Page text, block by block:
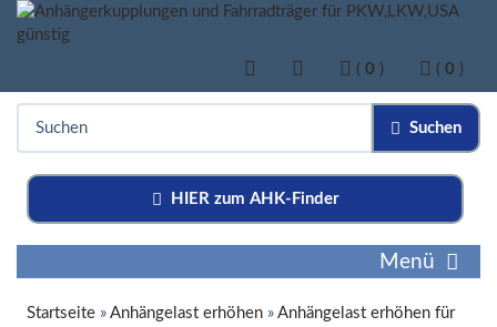
( 0 ) ( 0 )
Suchen
HIER zum AHK-Finder
Menü
Startseite » Anhängelast erhöhen » Anhängelast erhöhen für